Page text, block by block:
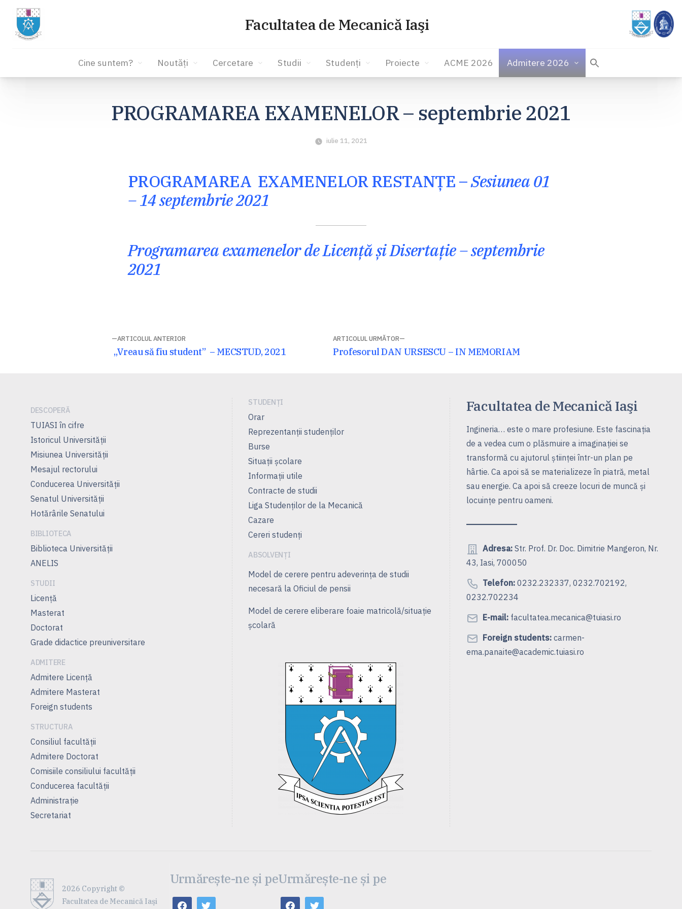
Facultatea de Mecanică Iaşi
Cine suntem? Noutăți Cercetare Studii Studenți Proiecte ACME 2026 Admitere 2026
PROGRAMAREA EXAMENELOR – septembrie 2021
iulie 11, 2021
PROGRAMAREA EXAMENELOR RESTANȚE –Sesiunea 01
– 14 septembrie 2021
Programarea examenelor de Licență și Disertație – septembrie
2021
ARTICOLUL ANTERIOR
Articolul
„Vreau să fiu student” – MECSTUD, 2021
ARTICOLUL URMĂTOR
Articolul
Profesorul DAN URSESCU – IN MEMORIAM
DESCOPERĂ
TUIASI în cifre
Istoricul Universităţii
Misiunea Universităţii
Mesajul rectorului
Conducerea Universităţii
Senatul Universității
Hotărârile Senatului
BIBLIOTECA
Biblioteca Universității
ANELIS
STUDII
Licență
Masterat
Doctorat
Grade didactice preuniversitare
ADMITERE
Admitere Licenţă
Admitere Masterat
Foreign students
STRUCTURA
Consiliul facultăţii
Admitere Doctorat
Comisiile consiliului facultăţii
Conducerea facultăţii
Administrație
Secretariat
STUDENȚI
Orar
Reprezentanţii studenţilor
Burse
Situații școlare
Informații utile
Contracte de studii
Liga Studenţilor de la Mecanică
Cazare
Cereri studenți
ABSOLVENȚI
Model de cerere pentru adeverința de studii
necesară la Oficiul de pensii
Model de cerere eliberare foaie matricolă/situație
școlară
Facultatea de Mecanică Iaşi
Ingineria… este o mare profesiune. Este fascinaţia
de a vedea cum o plăsmuire a imaginaţiei se
transformă cu ajutorul ştiinţei într-un plan pe
hârtie. Ca apoi să se materializeze în piatră, metal
sau energie. Ca apoi să creeze locuri de muncă şi
locuinţe pentru oameni.
Adresa:Str. Prof. Dr. Doc. Dimitrie Mangeron, Nr.
43, Iasi, 700050
Telefon:0232.232337, 0232.702192,
0232.702234
E-mail:facultatea.mecanica@tuiasi.ro
Foreign students:carmen-
ema.panaite@academic.tuiasi.ro
2026 Copyright ©
Facultatea de Mecanică Iaşi
Urmărește-ne și peUrmărește-ne și pe